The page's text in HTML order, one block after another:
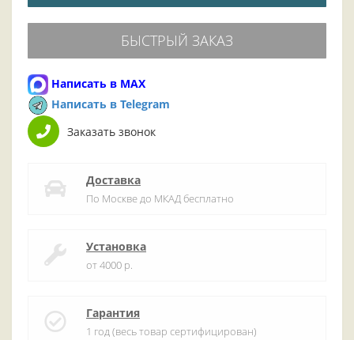
БЫСТРЫЙ ЗАКАЗ
Написать в MAX
Написать в Telegram
Заказать звонок
Доставка
По Москве до МКАД бесплатно
Установка
от 4000 р.
Гарантия
1 год (весь товар сертифицирован)